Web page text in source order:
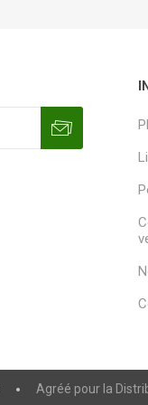
Agréé pour la